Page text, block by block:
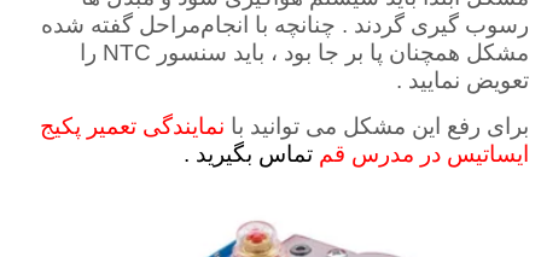
رسوب گیری گردند . چنانچه با انجاممراحل گفته شده
مشکل همچنان پا بر جا بود ، باید سنسور NTC را
تعویض نمایید .
برای رفع این مشکل می توانید با نمایندگی تعمیر پکیج
ایساتیس در مدرس قم تماس بگیرید .